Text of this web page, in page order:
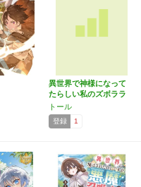
異世界で神様になって
たらしい私のズボララ
イフ
トール
登録 1